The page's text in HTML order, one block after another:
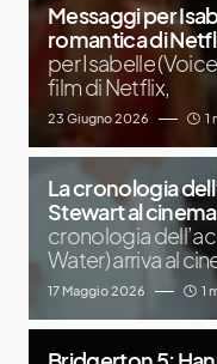
Messaggi per
romantica di
per Isabelle
film di Netflix,
23 Giugno 2026 1
La cronologia
Stewart al
cronologia
Water) arriva al
17 Maggio 2026 1